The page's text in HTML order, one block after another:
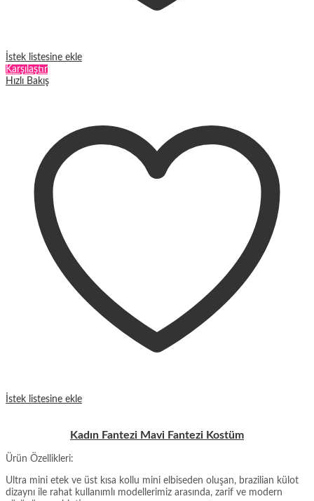
İstek listesine ekle
Karşılaştır
Hızlı Bakış
İstek listesine ekle
Kadın Fantezi Mavi Fantezi Kostüm
Ürün Özellikleri:
Ultra mini etek ve üst kısa kollu mini elbiseden oluşan, brazilian külot
dizaynı ile rahat kullanımlı modellerimiz arasında, zarif ve modern